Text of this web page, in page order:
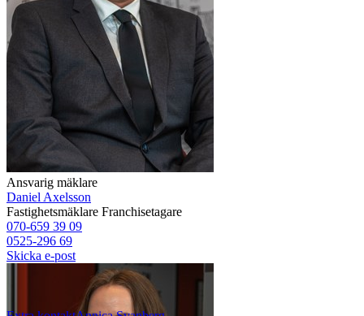
Ansvarig mäklare
Daniel Axelsson
Fastighetsmäklare Franchisetagare
070-659 39 09
0525-296 69
Skicka e-post